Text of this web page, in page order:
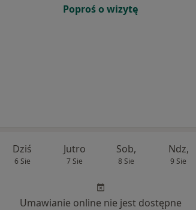
Poproś o wizytę
Dziś
6 Sie
Jutro
7 Sie
Sob,
8 Sie
Ndz,
9 Sie
Umawianie online nie jest dostępne